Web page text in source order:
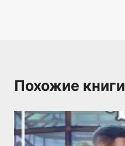
Похожие книги